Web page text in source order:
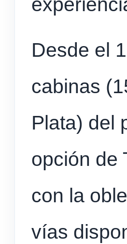
Desde el
cabinas
Plata) del
opción de
con la
vías